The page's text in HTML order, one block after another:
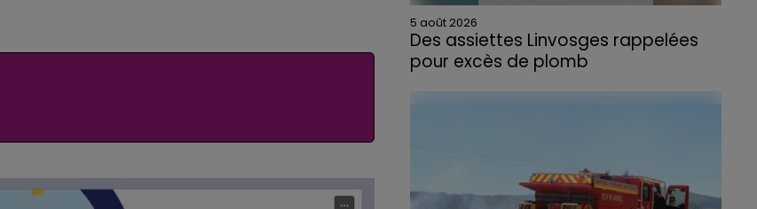
5 août 2026
Des assiettes Linvosges rappelées
pour excès de plomb